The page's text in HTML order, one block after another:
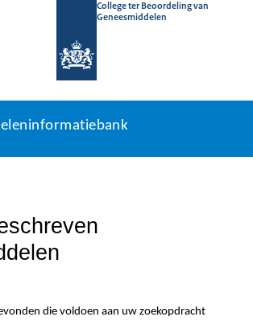
College ter Beoordeling van
Geneesmiddelen
die voldoen aan uw zoekopdracht